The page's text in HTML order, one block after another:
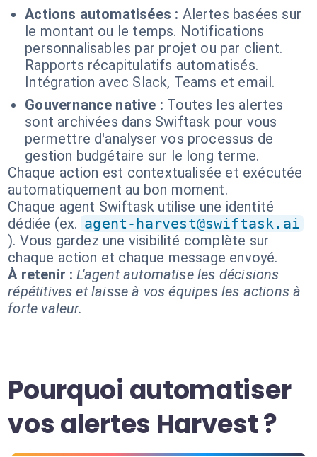
Actions automatisées : Alertes basées sur
le montant ou le temps. Notifications
personnalisables par projet ou par client.
Rapports récapitulatifs automatisés.
Intégration avec Slack, Teams et email.
Gouvernance native : Toutes les alertes
sont archivées dans Swiftask pour vous
permettre d'analyser vos processus de
gestion budgétaire sur le long terme.
Chaque action est contextualisée et exécutée
automatiquement au bon moment.
Chaque agent Swiftask utilise une identité
dédiée (ex. agent-harvest@swiftask.ai
). Vous gardez une visibilité complète sur
chaque action et chaque message envoyé.
À retenir : L'agent automatise les décisions
répétitives et laisse à vos équipes les actions à
forte valeur.
Pourquoi automatiser
vos alertes Harvest ?